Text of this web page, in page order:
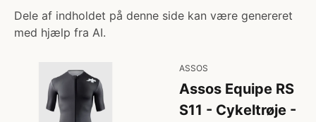
Dele af indholdet på denne side kan være genereret
med hjælp fra AI.
ASSOS
Assos Equipe RS
S11 - Cykeltrøje -